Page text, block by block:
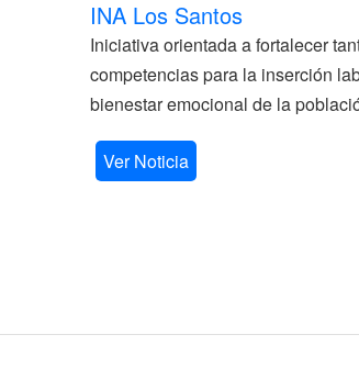
INA Los Santos
Iniciativa orientada a fortalecer
competencias para la inserción
bienestar emocional de la
Ver Noticia